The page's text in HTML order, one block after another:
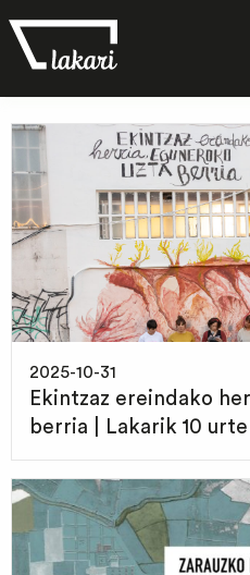
2025-10-31
Ekintzaz ereindako
berria | Lakarik 10 urte